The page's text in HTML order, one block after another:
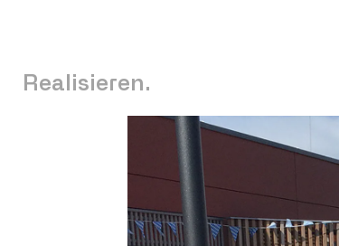
Realisieren.